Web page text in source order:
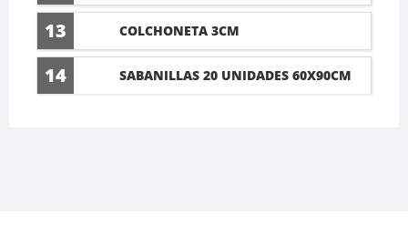
13 COLCHONETA 3CM
14 SABANILLAS 20 UNIDADES 60X90CM